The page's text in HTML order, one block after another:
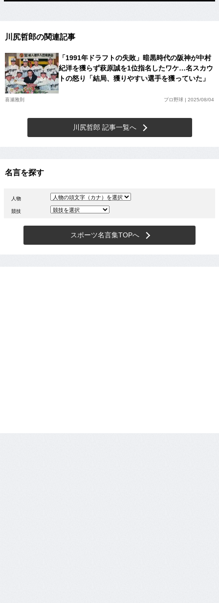
川尻哲郎の関連記事
「1991年ドラフトの失敗」暗黒時代の阪神が中村
紀洋を獲らず萩原誠を1位指名したワケ…名スカウ
トの怒り「結局、獲りやすい選手を獲っていた」
喜瀬雅則 プロ野球 | 2025/08/04
川尻哲郎 記事一覧へ
名言を探す
人物
競技
スポーツ名言集TOPへ